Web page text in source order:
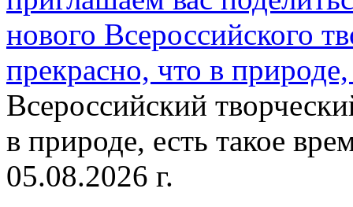
нового Всероссийского
прекрасно, что в
Всероссийский
в природе, есть такое
05.08.2026 г.